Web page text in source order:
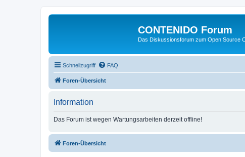
CONTENIDO Forum
Das Diskussionsforum zum Open Source
Schnellzugriff FAQ
Foren-Übersicht
Information
Das Forum ist wegen Wartungsarbeiten derzeit offline!
Foren-Übersicht